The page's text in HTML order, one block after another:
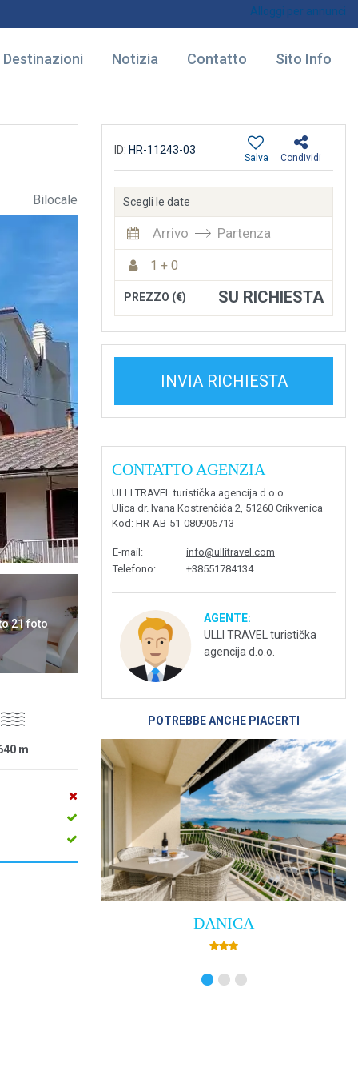
Alloggi per annunci
Destinazioni Notizia Contatto Sito Info
Bilocale
21 foto
m
ID: HR-11243-03
Condividi
Salva
Scegli le date
Arrivo Partenza
1 + 0
PREZZO (€) SU RICHIESTA
INVIA RICHIESTA
CONTATTO AGENZIA
ULLI TRAVEL turistička agencija d.o.o.
Ulica dr. Ivana Kostrenčića 2, 51260 Crikvenica
Kod : HR-AB-51-080906713
E-mail :
info@ullitravel.com
Telefono: +38551784134
AGENTE:
ULLI TRAVEL turistička
agencija d.o.o.
POTREBBE ANCHE PIACERTI
DANICA